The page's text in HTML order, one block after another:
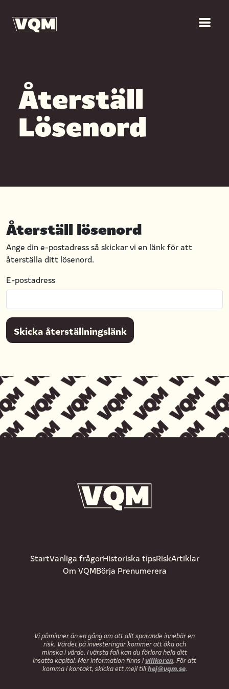
Återställ
Lösenord
Återställ lösenord
Ange din e-postadress så skickar vi en länk för att
återställa ditt lösenord.
E-postadress
Skicka återställningslänk
StartVanliga frågorHistoriska tipsRiskArtiklar
Om VQMBörja Prenumerera
Vi påminner än en gång om att allt sparande innebär en
risk. Värdet på investeringar kommer att öka och
minska i värde. I värsta fall kan du förlora hela ditt
insatta kapital. Mer information finns ivillkoren. För att
komma i kontakt, skicka ett mejl tillhej@vqm.se.